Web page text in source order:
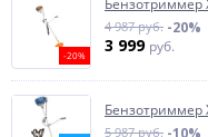
-20%
Бензотриммер
4 987 руб. -20%
3 999 руб.
Бензотриммер
5 987 руб. -10%